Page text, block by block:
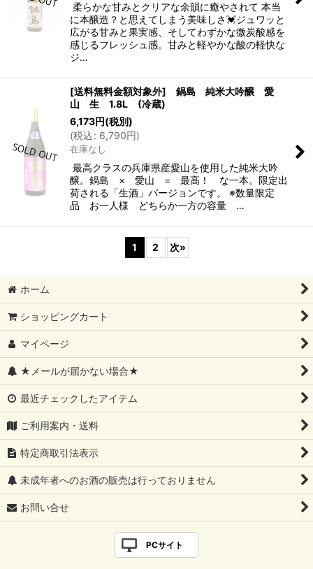
柔らかな甘みとクリアな余韻に癒やされて 本当
に本醸造？と思えてしまう美味しさ💓ジュワッと
広がる甘みと果実感、そしてわずかな微炭酸感を
感じるフレッシュ感。甘みと軽やかな酸の軽快な
ジ…
[送料無料金額対象外] 鍋島 純米大吟醸 愛
山 生 1.8L (冷蔵)
6,173円(税別)
(税込: 6,790円)
在庫なし
最高クラスの兵庫県産愛山を使用した純米大吟
醸。鍋島 × 愛山 = 最高！ な一本。限定出
荷される「生酒」バージョンです。 ※数量限定
品 お一人様 どちらか一方の容量 …
1 2 次»
ホーム
ショッピングカート
マイページ
★メールが届かない場合★
最近チェックしたアイテム
ご利用案内・送料
特定商取引法表示
未成年者へのお酒の販売は行っておりません
お問い合せ
PCサイト